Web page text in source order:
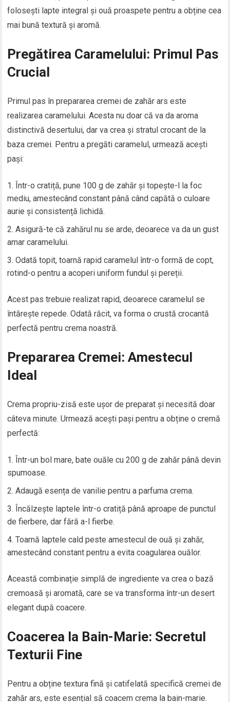
folosești lapte integral și ouă proaspete pentru a obține cea
mai bună textură și aromă.
Pregătirea Caramelului: Primul Pas
Crucial
Primul pas în prepararea cremei de zahăr ars este
realizarea caramelului. Acesta nu doar că va da aroma
distinctivă desertului, dar va crea și stratul crocant de la
baza cremei. Pentru a pregăti caramelul, urmează acești
pași:
Într-o cratiță, pune 100 g de zahăr și topește-l la foc
mediu, amestecând constant până când capătă o culoare
aurie și consistență lichidă.
Asigură-te că zahărul nu se arde, deoarece va da un gust
amar caramelului.
Odată topit, toarnă rapid caramelul într-o formă de copt,
rotind-o pentru a acoperi uniform fundul și pereții.
Acest pas trebuie realizat rapid, deoarece caramelul se
întărește repede. Odată răcit, va forma o crustă crocantă
perfectă pentru crema noastră.
Prepararea Cremei: Amestecul
Ideal
Crema propriu-zisă este ușor de preparat și necesită doar
câteva minute. Urmează acești pași pentru a obține o cremă
perfectă:
Într-un bol mare, bate ouăle cu 200 g de zahăr până devin
spumoase.
Adaugă esența de vanilie pentru a parfuma crema.
Încălzește laptele într-o cratiță până aproape de punctul
de fierbere, dar fără a-l fierbe.
Toarnă laptele cald peste amestecul de ouă și zahăr,
amestecând constant pentru a evita coagularea ouălor.
Această combinație simplă de ingrediente va crea o bază
cremoasă și aromată, care se va transforma într-un desert
elegant după coacere.
Coacerea la Bain-Marie: Secretul
Texturii Fine
Pentru a obține textura fină și catifelată specifică cremei de
zahăr ars, este esențial să coacem crema la bain-marie.